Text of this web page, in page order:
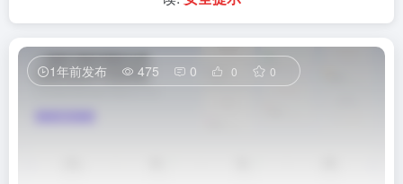
1年前发布 475 0 0 0